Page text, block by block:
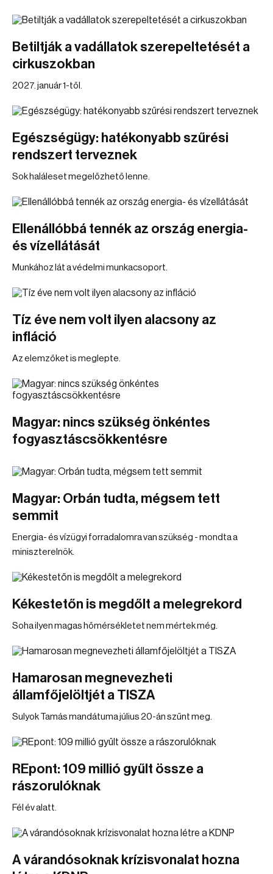
Betiltják a vadállatok szerepeltetését a
cirkuszokban
2027. január 1-től.
Egészségügy: hatékonyabb szűrési
rendszert terveznek
Sok haláleset megelőzhető lenne.
Ellenállóbbá tennék az ország energia-
és vízellátását
Munkához lát a védelmi munkacsoport.
Tíz éve nem volt ilyen alacsony az
infláció
Az elemzőket is meglepte.
Magyar: nincs szükség önkéntes
fogyasztáscsökkentésre
Magyar: Orbán tudta, mégsem tett
semmit
Energia- és vízügyi forradalomra van szükség - mondta a
miniszterelnök.
Kékestetőn is megdőlt a melegrekord
Soha ilyen magas hőmérsékletet nem mértek még.
Hamarosan megnevezheti
államfőjelöltjét a TISZA
Sulyok Tamás mandátuma július 20-án szűnt meg.
REpont: 109 millió gyűlt össze a
rászorulóknak
Fél év alatt.
A várandósoknak krízisvonalat hozna